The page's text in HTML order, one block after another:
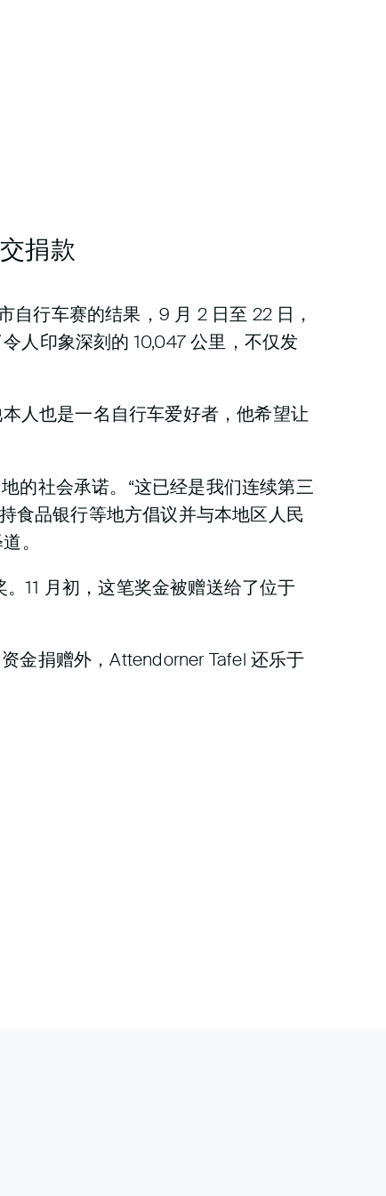
捐款
行车赛的结果，9 月 2 日至 22 日，
人印象深刻的 10,047 公里，不仅发
人也是一名自行车爱好者，他希望让
的社会承诺。“这已经是我们连续第三
食品银行等地方倡议并与本地区人民
。
11 月初，这笔奖金被赠送给了位于
金捐赠外，Attendorner Tafel 还乐于